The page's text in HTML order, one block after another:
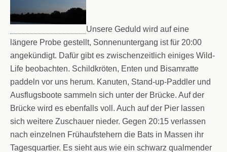
Unsere Geduld wird auf eine
längere Probe gestellt, Sonnenuntergang ist für 20:00
angekündigt. Dafür gibt es zwischenzeitlich einiges Wild-
Life beobachten. Schildkröten, Enten und Bisamratte
paddeln vor uns herum. Kanuten, Stand-up-Paddler und
Ausflugsboote sammeln sich unter der Brücke. Auf der
Brücke wird es ebenfalls voll. Auch auf der Pier lassen
sich weitere Zuschauer nieder. Gegen 20:15 verlassen
nach einzelnen Frühaufstehern die Bats in Massen ihr
Tagesquartier. Es sieht aus wie ein schwarz qualmender